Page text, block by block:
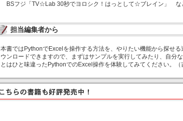
BSフジ「TV☆Lab 30秒でヨロシク！はっとして☆ブレイン」 な
担当編集者から
本書ではPythonでExcelを操作する方法を、やりたい機能から探せ
ウンロードできますので、まずはサンプルを実行してみたり、自分
とはひと味違ったPythonでのExcel操作を体験してみてください。（